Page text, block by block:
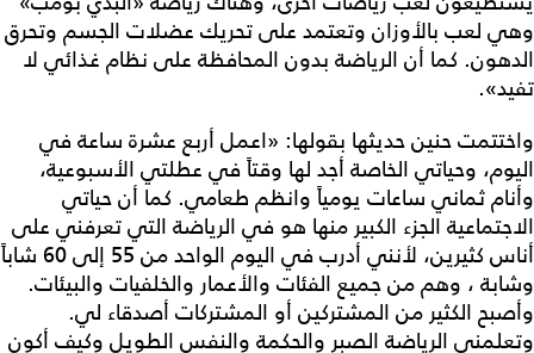
وهي لعب بالأوزان وتعتمد على تحريك عضلات الجسم وتحرق
الدهون. كما أن الرياضة بدون المحافظة على نظام غذائي لا
تفيد».
واختتمت حنين حديثها بقولها: «اعمل أربع عشرة ساعة في
اليوم، وحياتي الخاصة أجد لها وقتاً في عطلتي الأسبوعية،
وأنام ثماني ساعات يومياً وانظم طعامي. كما أن حياتي
الاجتماعية الجزء الكبير منها هو في الرياضة التي تعرفني على
أناس كثيرين، لأنني أدرب في اليوم الواحد من 55 إلى 60 شاباً
وشابة ، وهم من جميع الفئات والأعمار والخلفيات والبيئات.
وأصبح الكثير من المشتركين أو المشتركات أصدقاء لي.
وتعلمني الرياضة الصبر والحكمة والنفس الطويل وكيف أكون